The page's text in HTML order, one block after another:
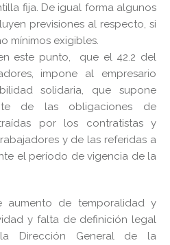
fija. De igual forma algunos
previsiones al respecto, si
mínimos exigibles.
este punto, que el 42.2 del
impone al empresario
solidaria, que supone
de las obligaciones de
por los contratistas y
y de las referidas a
el período de vigencia de la
aumento de temporalidad y
y falta de definición legal
a Dirección General de la